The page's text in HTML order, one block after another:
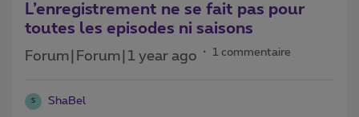
L’enregistrement ne se fait pas pour
toutes les episodes ni saisons
Forum|Forum|1 year ago 1 commentaire
S ShaBel